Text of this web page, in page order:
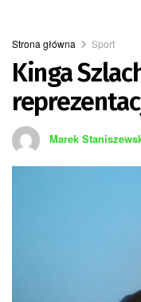
Strona główna Sport
Kinga
Marek